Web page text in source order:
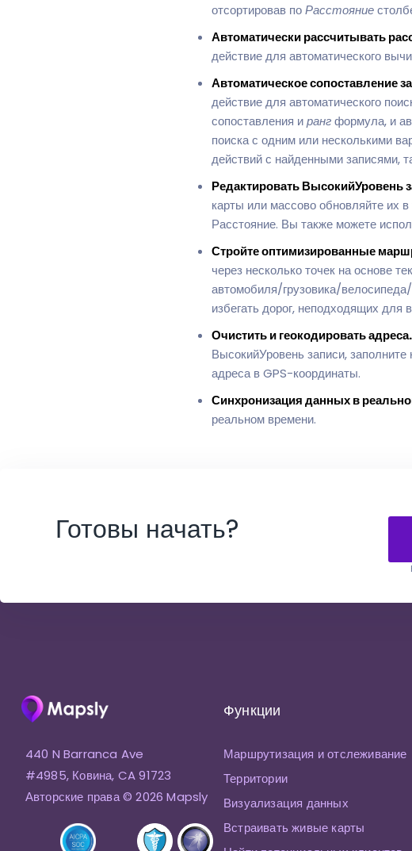
отсортировав поРасстояние
Автоматически рассчитывать
действие для автоматического
Автоматическое сопоставление
действие для автоматического
сопоставления ирангформула, и
поиска с одним или несколькими
действий с найденными записями,
Редактировать ВысокийУровень
карты или массово обновляйте их
Расстояние. Вы также можете
Стройте оптимизированные
через несколько точек на основе
автомобиля/грузовика/
избегать дорог, неподходящих для
Очистить и геокодировать адреса.
ВысокийУровень записи,
адреса в GPS-координаты.
Синхронизация данных в
реальном времени.
Готовы начать?
440 N Barranca Ave
#4985, Ковина, CA 91723
Авторские права © 2026 Mapsly
Функции
Маршрутизация и отслеживание
Территории
Визуализация данных
Встраивать живые карты